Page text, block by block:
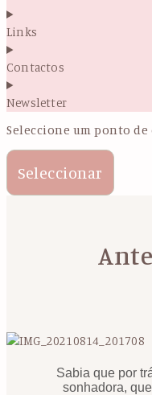
Links
Contactos
Newsletter
Seleccione um ponto
Seleccionar
Sabia que por
sonhadora,